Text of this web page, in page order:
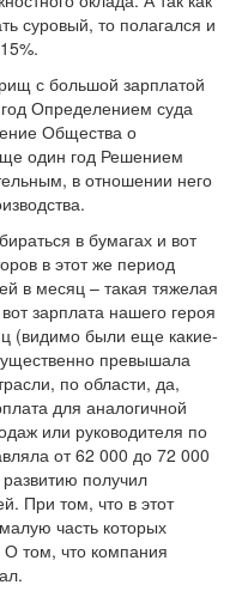
суровый, то полагался и
с большой зарплатой
Определением суда
Общества о
один год Решением
в отношении него
в бумагах и вот
в этот же период
в месяц – такая тяжелая
зарплата нашего героя
(видимо были еще какие-
превышала
по области, да,
для аналогичной
или руководителя по
от 62 000 до 72 000
получил
При том, что в этот
часть которых
О том, что компания